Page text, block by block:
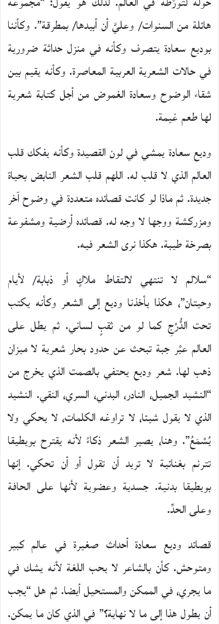
هائلة من السنوات/ وعليَّ أن أبيدها/ بمطرقة”. وكأننا
بوديع سعادة يتصرف وكأنه في منزل حداثة ضرورية
في حالات الشعرية العربية المعاصرة. وكأنه يقيم بين
شقاء الوضوح وسعادة الغموض من أجل كتابة شعرية
لها طعم غيمة.
وديع سعادة يمشي في لون القصيدة وكأنه يفكك قلب
العالم الذي لا قلب له. اللهم قلب الشعر النابض بحياة
جديدة. ثم ماذا لو كانت قصائده متعددة في وضوح آخر
ومزركشة ووجها لا وجه له. قصائده أرضية ومشفوعة
بصرخة طيبة. هكذا نرى الشعر فيه.
“سلالم لا تنتهي لالتقاط ملاكٍ أو ذبابة/ لأيام
وحيتان”، هكذا يأخذنا وديع إلى الشعر وكأنه يكتب
تحت الدُّرْجِ كما لو من ثقبٍ لساني. ثم يطل على
العالم عبْر جبة تبحث عن حدود بحار شعرية لا ميزان
ذهب لها. شعر وديع يحتفي بالصمت الذي يخرج من
“النشيد الجميل، النادر، البدني، السري، النقي. النشيد
الذي لا يقول شيئا، لا تراوغه الكلمات، لا يحكي ولا
يُسْمَعُ”. وهنا، يصير الشعر ذكاءً لأنه يقترح بويطيقا
تترنم بغنائية لا تريد أن تقول أو أن تحكي. إنها
بويطيقا بدنية. جسدية وعضوية لأنها على الحافة
وعلى الحدِّ.
قصائد وديع سعادة أحداث صغيرة في عالم كبير
ومتوحش. كأن بالشاعر لا يحب اللغة لأنه يشك في
ما يجري، في الممكن والمستحيل أيضا. ثم هل “يجب
أن يطول هذا إلى ما لا نهاية؟” في الذي كان ما يمكن.